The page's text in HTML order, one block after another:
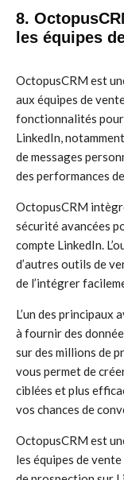
8.
les équipes
OctopusCRM est
aux équipes de
fonctionnalités
LinkedIn,
de messages
des performances
OctopusCRM
sécurité avancées
compte LinkedIn.
d’autres outils de
de l’intégrer
L’un des principaux
à fournir des
sur des millions de
vous permet de
ciblées et plus
vos chances de
OctopusCRM est
les équipes de